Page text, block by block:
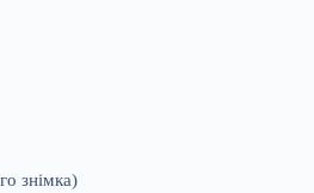
знімка)